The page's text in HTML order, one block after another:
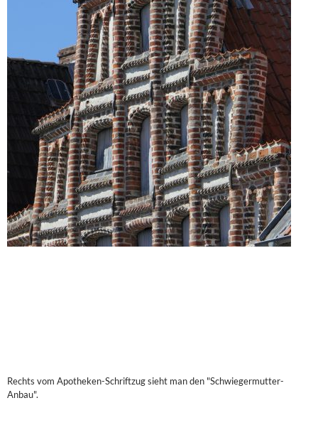
Rechts vom Apotheken-Schriftzug sieht man den "Schwiegermutter-
Anbau".